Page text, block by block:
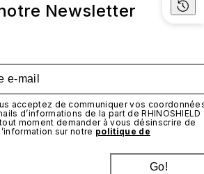
Newsletter
e-mail
acceptez de communiquer vos
d’informations de la part de RHINOSHIELD
moment demander à vous désinscrire de
sur notre politique de
Go!